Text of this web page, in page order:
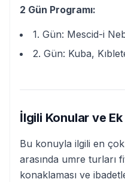
2 Gün Programı:
1. Gün: Mescid-i
2. Gün: Kuba,
İlgili Konular ve
Bu konuyla ilgili en
arasında umre turları
konaklaması ve